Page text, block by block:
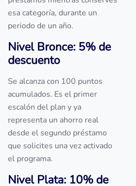
esa categoría, durante un
periodo de un año.
Nivel Bronce: 5% de
descuento
Se alcanza con 100 puntos
acumulados. Es el primer
escalón del plan y ya
representa un ahorro real
desde el segundo préstamo
que solicites una vez activado
el programa.
Nivel Plata: 10% de